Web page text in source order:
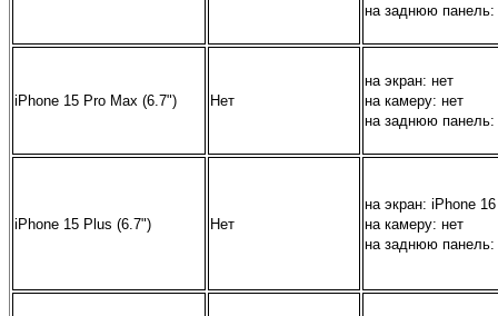
на заднюю панель:
iPhone 15 Pro Max (6.7") Нет
на экран: нет
на камеру: нет
на заднюю панель:
iPhone 15 Plus (6.7") Нет
на экран: iPhone
на камеру: нет
на заднюю панель: